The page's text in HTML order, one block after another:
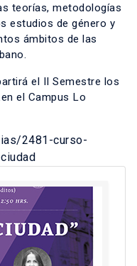
teorías, metodologías
estudios de género y
ámbitos de las
el II Semestre los
el Campus Lo
2481-curso-